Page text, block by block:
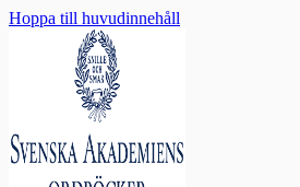
Hoppa till huvudinnehåll